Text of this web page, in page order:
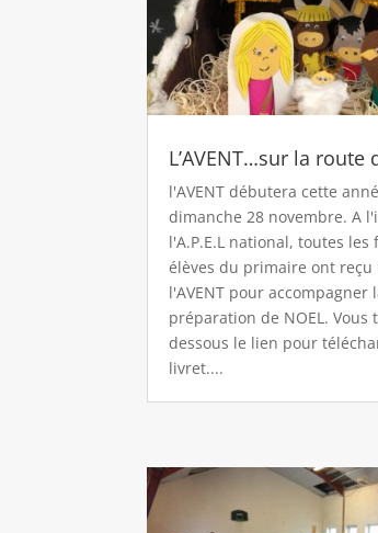
L’AVENT…sur la route
l'AVENT débutera cette
dimanche 28 novembre. A
l'A.P.E.L national, toutes les
élèves du primaire ont
l'AVENT pour accompagner
préparation de NOEL. Vous
dessous le lien pour
livret....